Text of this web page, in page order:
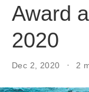
Award
2020
Dec 2, 2020 2